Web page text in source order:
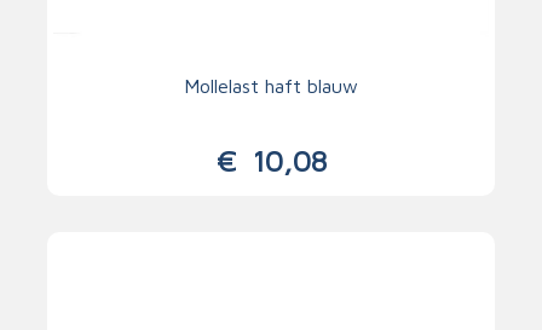
Mollelast haft blauw
€10,08